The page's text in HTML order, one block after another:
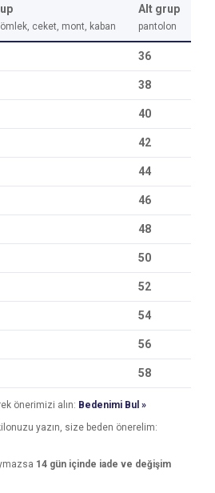
ceket, mont, kaban
Alt grup
pantolon
36
38
40
42
44
46
48
50
52
54
56
58
önerimizi alın: Bedenimi Bul »
yazın, size beden önerelim:
14 gün içinde iade ve değişim